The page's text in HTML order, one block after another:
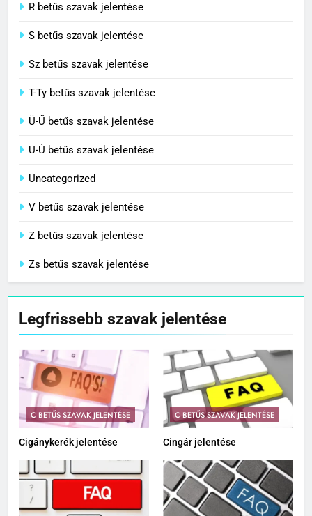
R betűs szavak jelentése
S betűs szavak jelentése
Sz betűs szavak jelentése
T-Ty betűs szavak jelentése
Ü-Ű betűs szavak jelentése
U-Ú betűs szavak jelentése
Uncategorized
V betűs szavak jelentése
Z betűs szavak jelentése
Zs betűs szavak jelentése
Legfrissebb szavak jelentése
C BETŰS SZAVAK JELENTÉSE
Cigánykerék jelentése
C BETŰS SZAVAK JELENTÉSE
Cingár jelentése